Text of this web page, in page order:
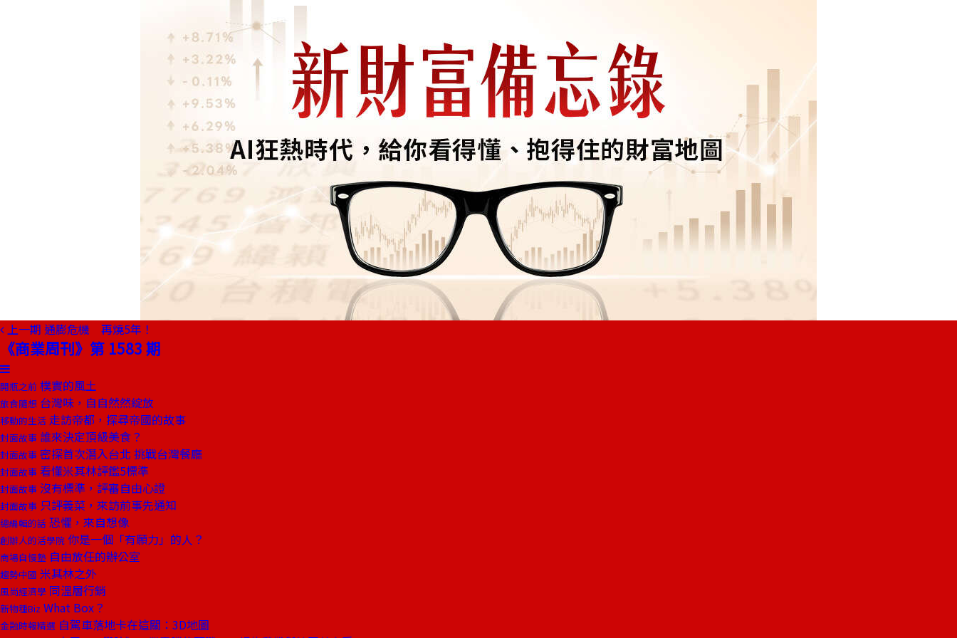
上一期 通膨危機 再燒5年！
《商業周刊》第 1583 期
開瓶之前 樸實的風土
旅食隨想 台灣味，自自然然綻放
移動的生活 走訪帝都，探尋帝國的故事
封面故事 誰來決定頂級美食？
封面故事 密探首次潛入台北 挑戰台灣餐廳
封面故事 看懂米其林評鑑5標準
封面故事 沒有標準，評審自由心證
封面故事 只評義菜，來訪前事先通知
總編輯的話 恐懼，來自想像
創辦人的活學院 你是一個「有願力」的人？
商場自慢塾 自由放任的辦公室
趨勢中國 米其林之外
風尚經濟學 同溫層行銷
新物種Biz What Box？
金融時報精選 自駕車落地卡在這關：3D地圖